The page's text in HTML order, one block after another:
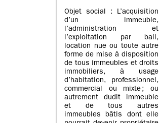
Objet social : L’acquisition
d’un immeuble,
l’administration et
l’exploitation par bail,
location nue ou toute autre
forme de mise à disposition
de tous immeubles et droits
immobiliers, à usage
d’habitation, professionnel,
commercial ou mixte ; ou
autrement dudit immeuble
et de tous autres
immeubles bâtis dont elle